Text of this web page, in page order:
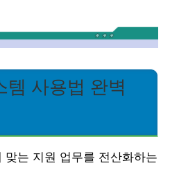
템 사용법 완벽
맞는 지원 업무를 전산화하는